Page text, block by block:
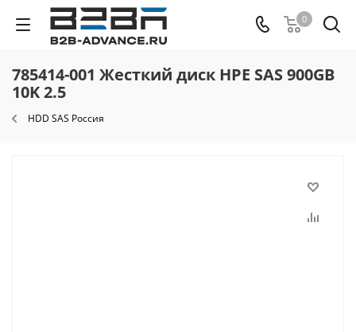
0
785414-001 Жесткий диск HPE SAS 900GB
10K 2.5
HDD SAS Россия